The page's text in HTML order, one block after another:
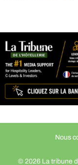
Nous
© 2026 La tribune